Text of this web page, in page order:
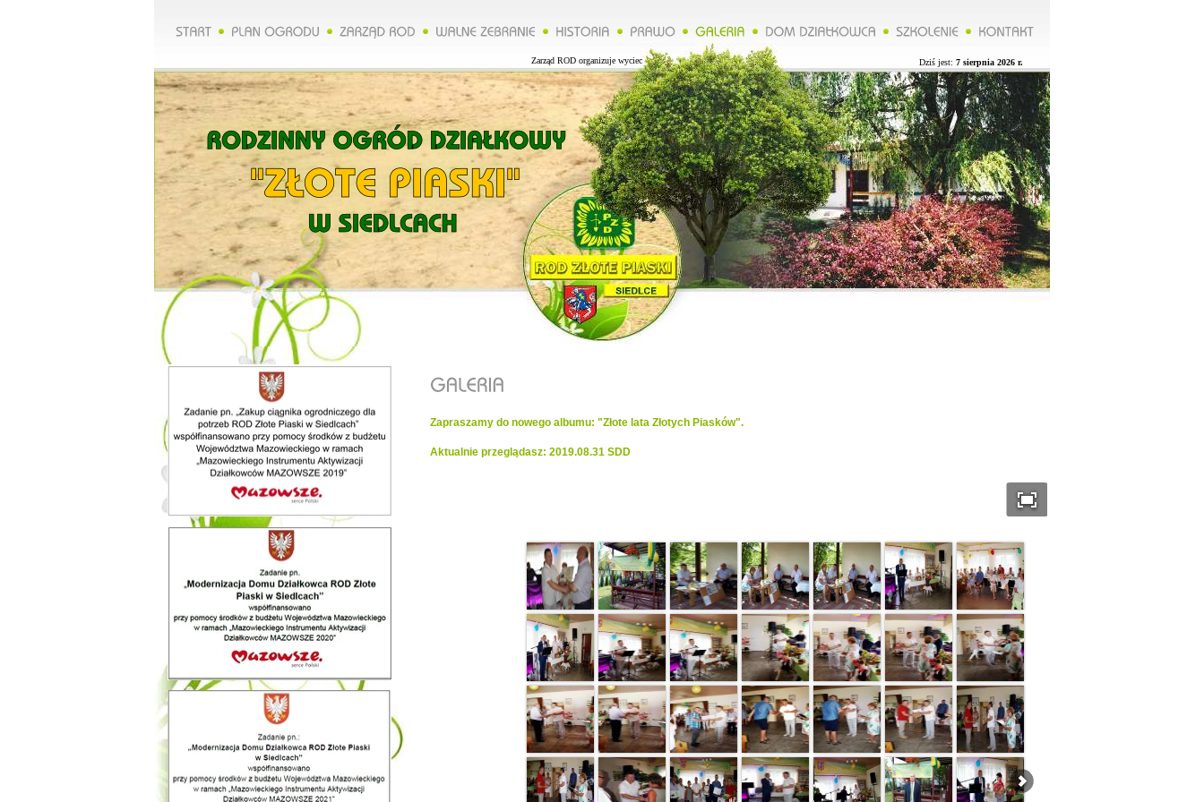
Zarząd ROD organizuje wycieczkę do Lublina więcej na naszej stronie.**********Zarząd ROD organizuje wycieczkę do Lublina więcej na naszej stronie.**********Zarząd ROD
Dziś jest: 7 sierpnia 2026 r.
Zapraszamy do nowego albumu: "Złote lata Złotych Piasków".
Aktualnie przeglądasz: 2019.08.31 SDD